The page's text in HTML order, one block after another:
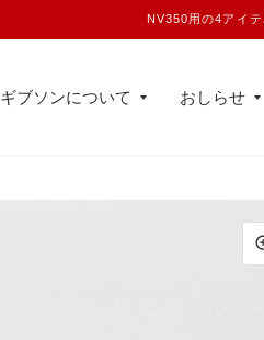
NV350用の4アイテ
ギブソンについて おしらせ